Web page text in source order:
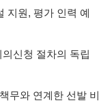
지원, 평가 인력 예
신청 절차의 독립
무와 연계한 선발 비